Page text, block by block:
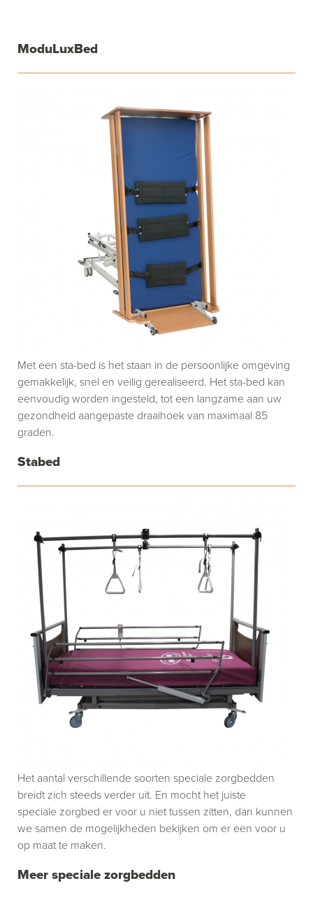
ModuLuxBed
Stabed
Met een sta-bed is het staan in de persoonlijke omgeving
gemakkelijk, snel en veilig gerealiseerd. Het sta-bed kan
eenvoudig worden ingesteld, tot een langzame aan uw
gezondheid aangepaste draaihoek van maximaal 85
graden.
Meer speciale zorgbedden
Het aantal verschillende soorten speciale zorgbedden
breidt zich steeds verder uit. En mocht het juiste
speciale zorgbed er voor u niet tussen zitten, dan kunnen
we samen de mogelijkheden bekijken om er een voor u
op maat te maken.